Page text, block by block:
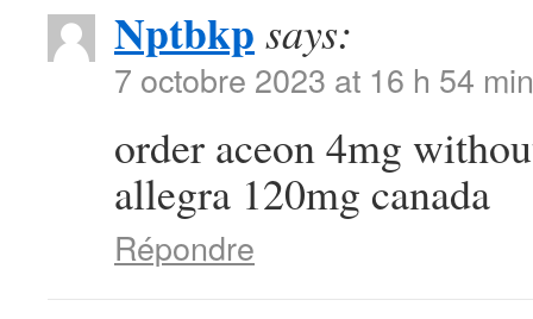
Nptbkp says:
7 octobre 2023 at 16 h 54 min
order aceon 4mg
allegra 120mg canada
Répondre